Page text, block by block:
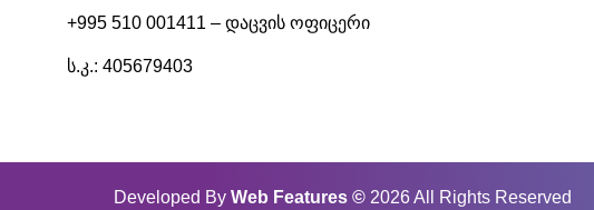
+995 510 001411 – დაცვის ოფიცერი
ს.კ.: 405679403
Developed By Web Features © 2026 All Rights Reserved